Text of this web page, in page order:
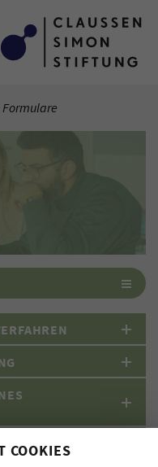
COOKIES
Aktuelle Seite:
Formulare